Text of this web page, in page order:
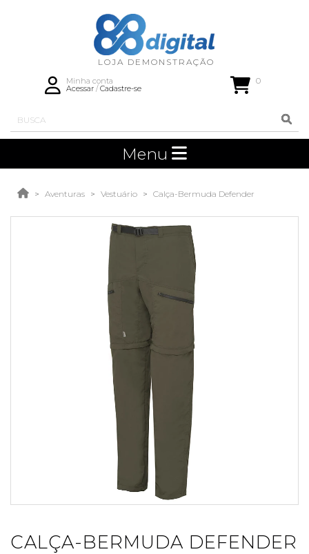
Minha conta
Acessar/Cadastre-se
0
Menu
Aventuras Vestuário Calça-Bermuda Defender
CALÇA-BERMUDA DEFENDER